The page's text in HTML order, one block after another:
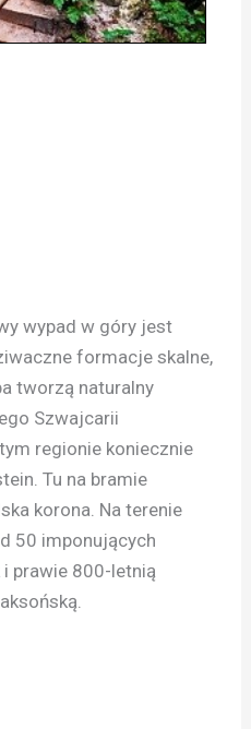
wypad w góry jest
formacje skalne,
tworzą naturalny
Szwajcarii
regionie koniecznie
Tu na bramie
korona. Na terenie
50 imponujących
i prawie 800-letnią